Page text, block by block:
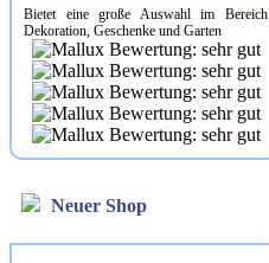
Bietet eine große Auswahl im Bereich
Dekoration, Geschenke und Garten
Neuer Shop